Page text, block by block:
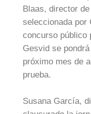
Blaas, director
seleccionada por
concurso público
Gesvid se
próximo mes de
prueba.
Susana García,